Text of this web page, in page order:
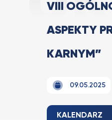
VIII
ASPEKTY
KARNYM”
09.05.2025
KALENDARZ